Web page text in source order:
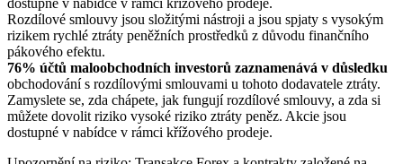
Rozdílové smlouvy jsou složitými nástroji a jsou spjaty s vysokým
rizikem rychlé ztráty peněžních prostředků z důvodu finančního
pákového efektu.
76% účtů maloobchodních investorů zaznamenává v důsledku
obchodování s rozdílovými smlouvami u tohoto dodavatele ztráty.
Zamyslete se, zda chápete, jak fungují rozdílové smlouvy, a zda si
můžete dovolit riziko vysoké riziko ztráty peněz. Akcie jsou
dostupné v nabídce v rámci křížového prodeje.